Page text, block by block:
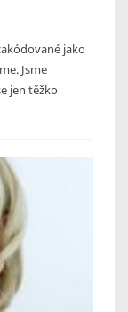
jako
Jsme
jen těžko